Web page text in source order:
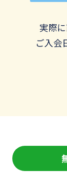
実際
ご入会